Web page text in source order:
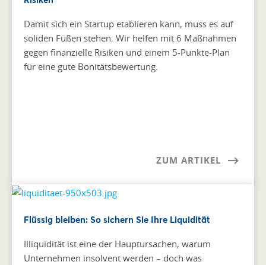
Damit sich ein Startup etablieren kann, muss es auf
soliden Füßen stehen. Wir helfen mit 6 Maßnahmen
gegen finanzielle Risiken und einem 5-Punkte-Plan
für eine gute Bonitätsbewertung.
ZUM ARTIKEL
Flüssig bleiben: So sichern Sie Ihre Liquidität
Illiquidität ist eine der Hauptursachen, warum
Unternehmen insolvent werden – doch was